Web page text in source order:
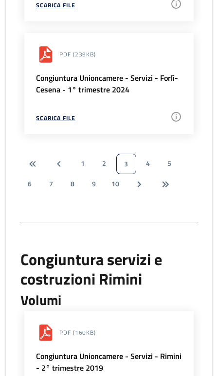
SCARICA FILE
PDF (239KB)
Congiuntura Unioncamere - Servizi - Forlì-
Cesena - 1° trimestre 2024
SCARICA FILE
1 2 3 4
5
6
7 8 9 10
Congiuntura servizi e
costruzioni Rimini
Volumi
PDF (160KB)
Congiuntura Unioncamere - Servizi - Rimini
- 2° trimestre 2019